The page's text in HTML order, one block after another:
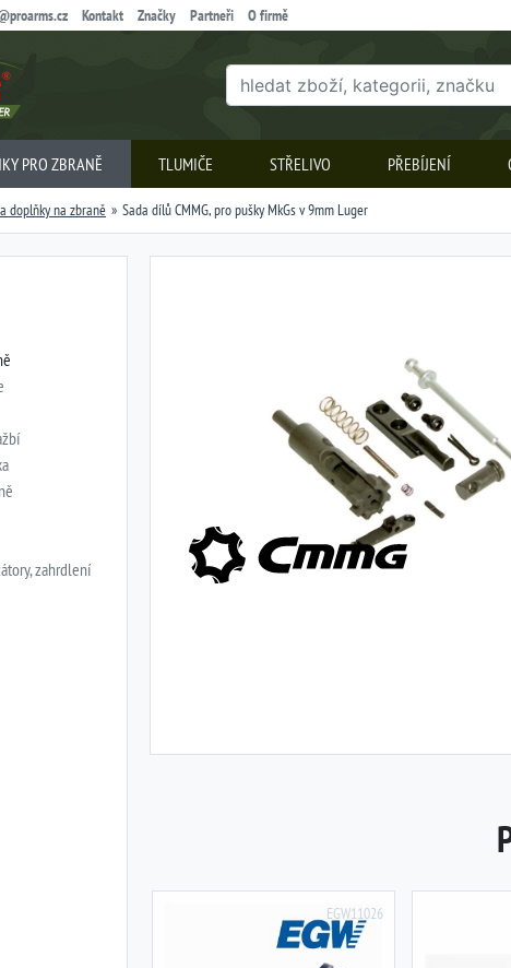
Kontakt Značky Partneři O firmě
PRO ZBRANĚ TLUMIČE STŘELIVO PŘEBÍJENÍ
doplňky na zbraně Sada dílů CMMG, pro pušky MkGs v 9mm Luger
EGW11026
zahrdlení